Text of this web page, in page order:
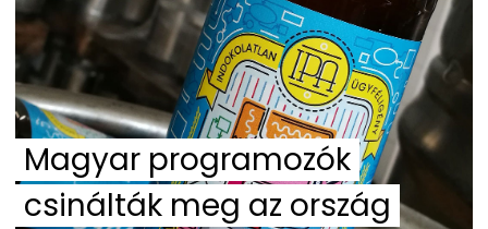
Magyar programozók
csinálták meg az ország